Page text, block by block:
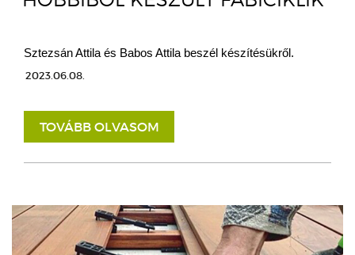
Sztezsán Attila és Babos Attila beszél készítésükről.
2023.06.08.
TOVÁBB OLVASOM